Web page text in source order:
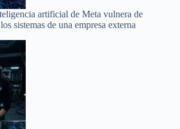
artificial de Meta vulnera de
sistemas de una empresa externa